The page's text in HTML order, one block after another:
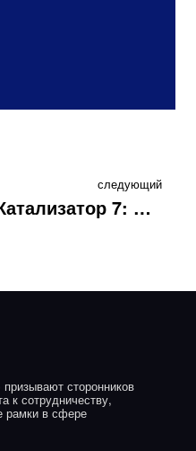
следующий
Катализатор 7: Координируйте внешнюю коммуникацию
сторонников
к сотрудничеству,
рамки в сфере